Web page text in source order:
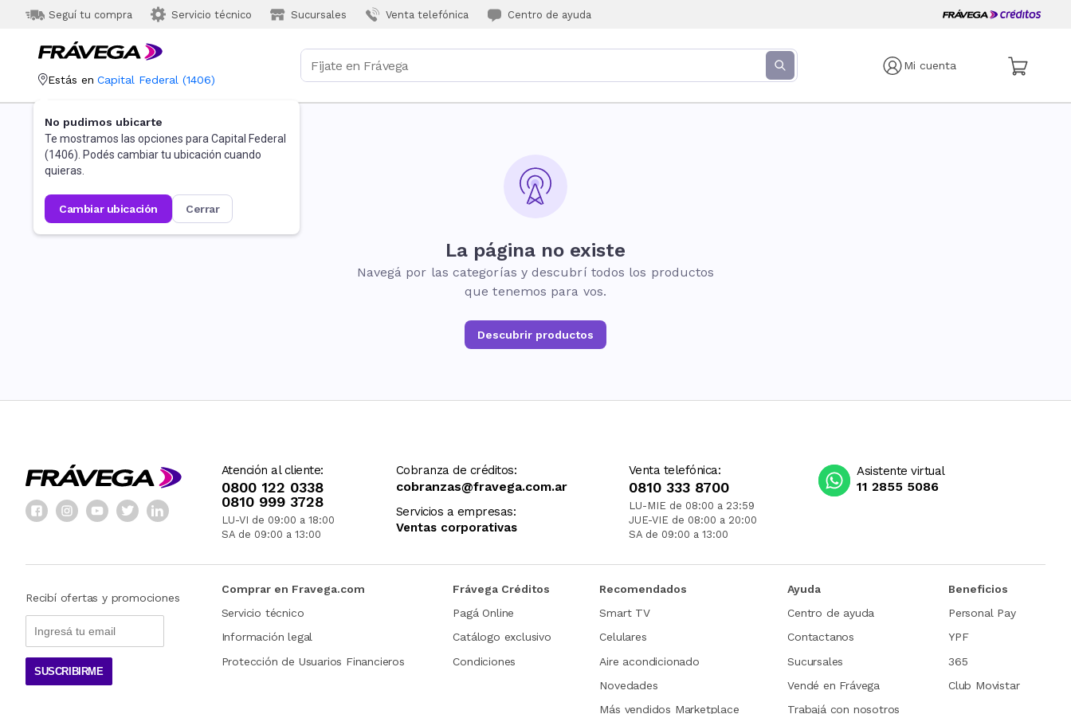
Seguí tu compra Servicio técnico Sucursales Venta telefónica Centro de ayuda
Mi cuenta
Estás en Capital Federal (1406)
No pudimos ubicarte
Te mostramos las opciones para Capital Federal
(1406). Podés cambiar tu ubicación cuando
quieras.
cambiar ubicación cerrar
La página no existe
Navegá por las categorías y descubrí todos los productos
que tenemos para vos.
Descubrir productos
Atención al cliente:
0800 122 0338
0810 999 3728
LU-VI de 09:00 a 18:00
SA de 09:00 a 13:00
Cobranza de créditos:
cobranzas@fravega.com.ar
Servicios a empresas:
Ventas corporativas
Venta telefónica:
0810 333 8700
LU-MIE de 08:00 a 23:59
JUE-VIE de 08:00 a 20:00
SA de 09:00 a 13:00
Asistente virtual
11 2855 5086
Recibí ofertas y promociones
SUSCRIBIRME
Comprar en Fravega.com
Servicio técnico
Información legal
Protección de Usuarios Financieros
Frávega Créditos
Pagá Online
Catálogo exclusivo
Condiciones
Recomendados
Smart TV
Celulares
Aire acondicionado
Novedades
Más vendidos Marketplace
Ayuda
Centro de ayuda
Contactanos
Sucursales
Vendé en Frávega
Trabajá con nosotros
Beneficios
Personal Pay
YPF
365
Club Movistar